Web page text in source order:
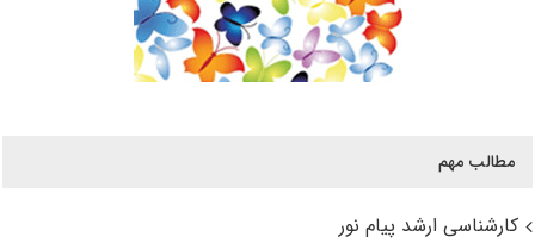
مطالب مهم
کارشناسی ارشد پیام نور